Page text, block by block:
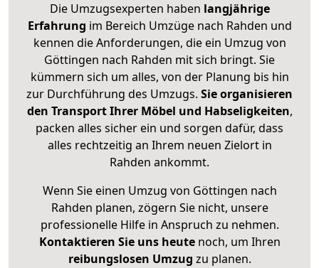
Die Umzugsexperten haben langjährige
Erfahrung im Bereich Umzüge nach Rahden und
kennen die Anforderungen, die ein Umzug von
Göttingen nach Rahden mit sich bringt. Sie
kümmern sich um alles, von der Planung bis hin
zur Durchführung des Umzugs. Sie organisieren
den Transport Ihrer Möbel und Habseligkeiten,
packen alles sicher ein und sorgen dafür, dass
alles rechtzeitig an Ihrem neuen Zielort in
Rahden ankommt.
Wenn Sie einen Umzug von Göttingen nach
Rahden planen, zögern Sie nicht, unsere
professionelle Hilfe in Anspruch zu nehmen.
Kontaktieren Sie uns heutenoch, um Ihren
reibungslosen Umzug zu planen.